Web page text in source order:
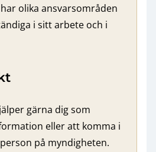
olika ansvarsområden
i sitt arbete och i
gärna dig som
eller att komma i
på myndigheten.